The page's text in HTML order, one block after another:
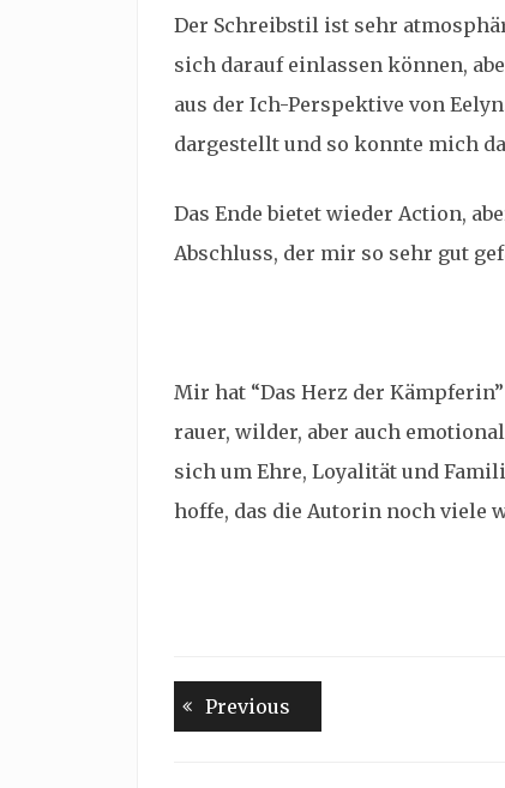
Der Schreibstil ist sehr
sich darauf einlassen können,
aus der Ich-Perspektive von
dargestellt und so konnte mich
Das Ende bietet wieder Action,
Abschluss, der mir so sehr gut
Mir hat “Das Herz der
rauer, wilder, aber auch
sich um Ehre, Loyalität und
hoffe, das die Autorin noch viele
Beitragsnavigation
Previous